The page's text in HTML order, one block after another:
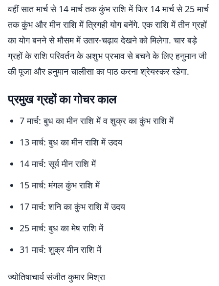
वहीं सात मार्च से 14 मार्च तक कुंभ राशि में फिर 14 मार्च से 25 मार्च
तक कुंभ और मीन राशि में त्रिगही योग बनेंगे. एक राशि में तीन ग्रहों
का योग बनने से मौसम में उतार-चढ़ाव देखने को मिलेगा. चार बड़े
ग्रहों के राशि परिवर्तन के अशुभ प्रभाव से बचने के लिए हनुमान जी
की पूजा और हनुमान चालीसा का पाठ करना श्रेयस्कर रहेगा.
प्रमुख ग्रहों का गोचर काल
7 मार्च: बुध का मीन राशि में व शुक्र का कुंभ राशि में
13 मार्च: बुध का मीन राशि में उदय
14 मार्च: सूर्य मीन राशि में
15 मार्च: मंगल कुंभ राशि में
17 मार्च: शनि का कुंभ राशि में उदय
25 मार्च: बुध का मेष राशि में
31 मार्च: शुक्र मीन राशि में
ज्योतिषाचार्य संजीत कुमार मिश्रा